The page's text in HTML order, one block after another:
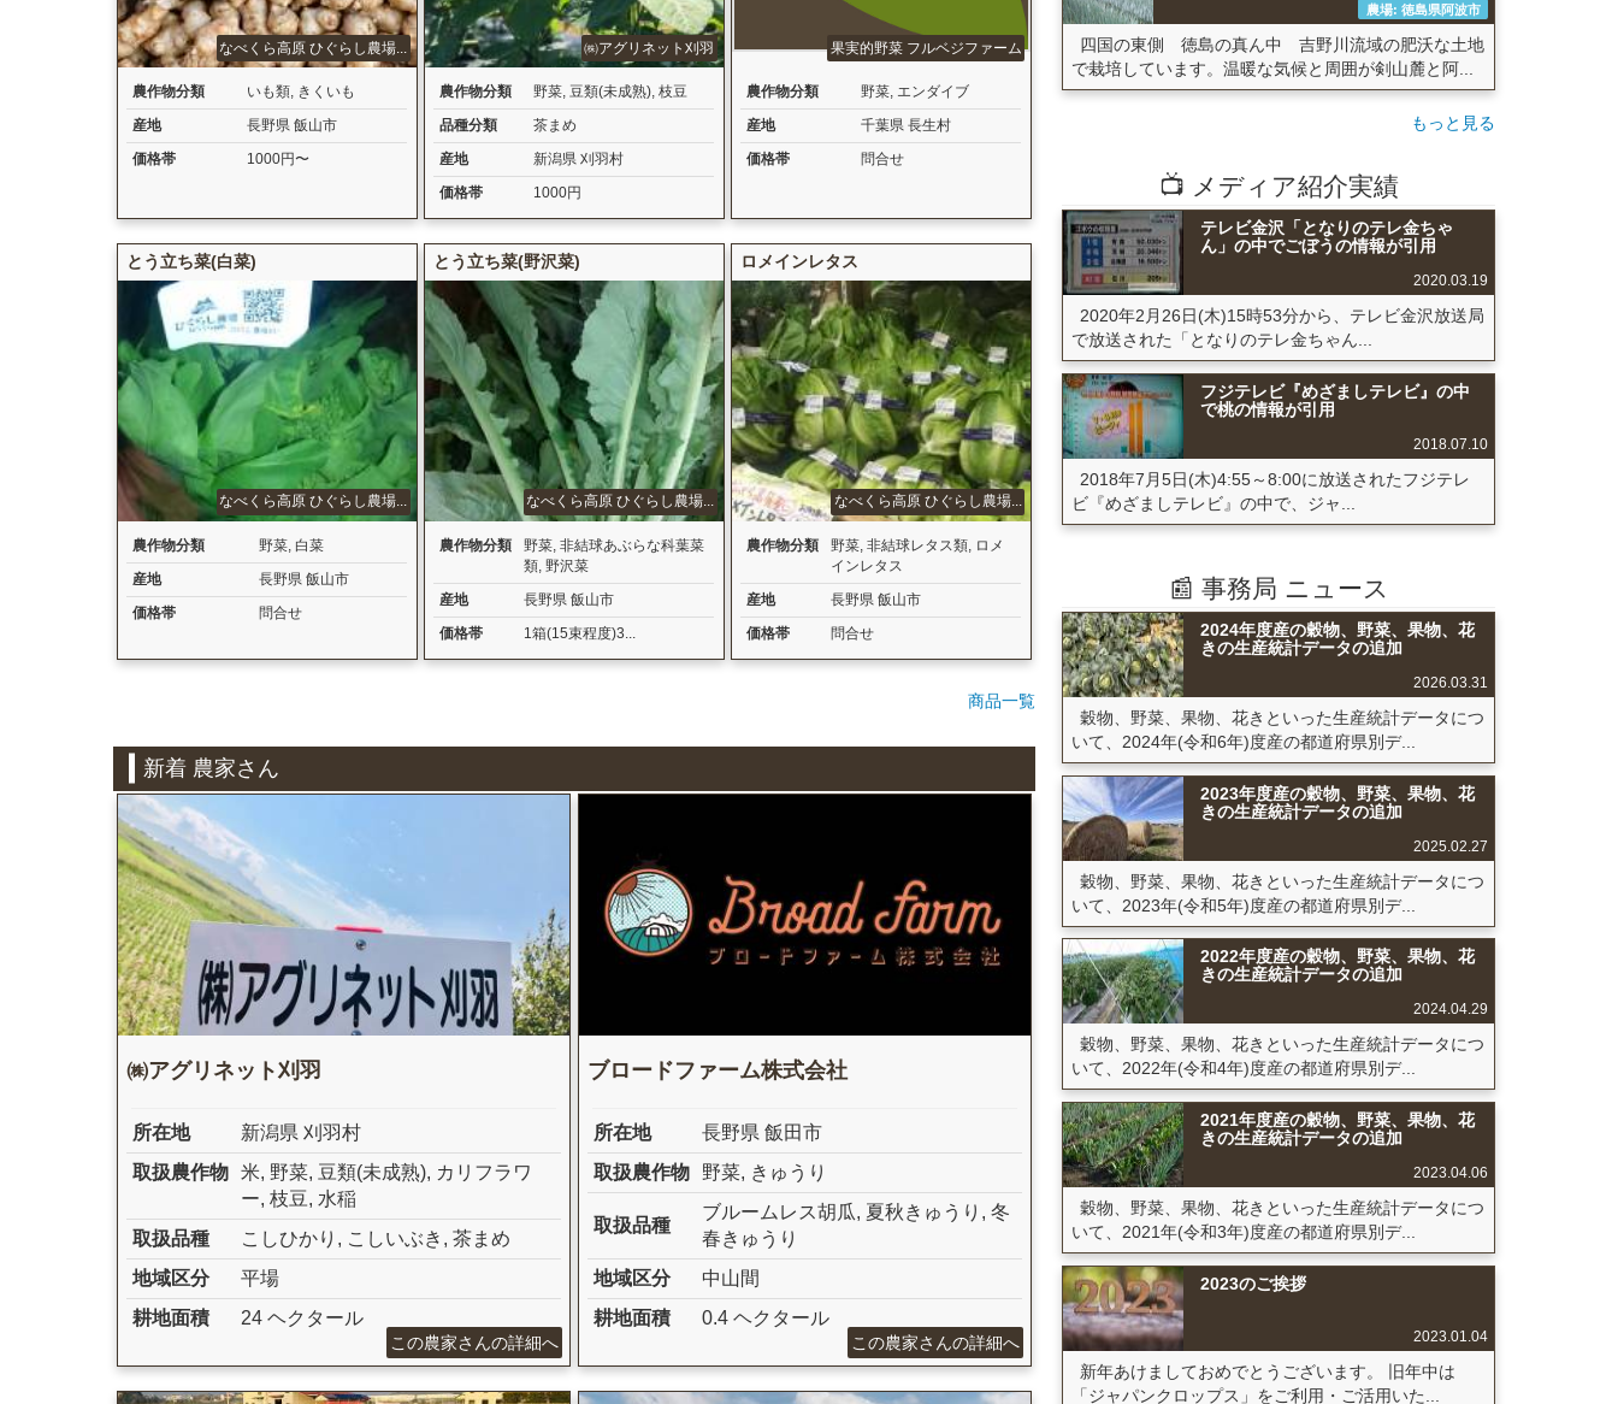
なべくら高原 ひぐらし農場...
農作物分類 いも類, きくいも
産地
長野県 飯山市
価格帯
1000円〜
㈱アグリネット刈羽
農作物分類 野菜,豆類(未成熟),枝豆
品種分類
茶まめ
産地
新潟県 刈羽村
価格帯
1000円
果実的野菜 フルベジファーム
農作物分類 野菜, エンダイブ
産地
千葉県 長生村
価格帯
問合せ
とう立ち菜(白菜)
なべくら高原 ひぐらし農場...
農作物分類 野菜, 白菜
産地
長野県 飯山市
価格帯
問合せ
とう立ち菜(野沢菜)
なべくら高原 ひぐらし農場...
農作物分類 野菜 ,非結球あぶらな科葉菜
類 ,野沢菜
産地
長野県 飯山市
価格帯
1箱(15束程度)3...
ロメインレタス
なべくら高原 ひぐらし農場...
農作物分類 野菜 ,非結球レタス類 ロメ
インレタス
産地
長野県 飯山市
価格帯
問合せ
商品一覧
新着 農家さん
㈱アグリネット刈羽
所在地
新潟県 刈羽村
取扱農作物
米, 野菜, 豆類(未成熟), カリフラワ
ー, 枝豆, 水稲
取扱品種
こしひかり , こしいぶき , 茶まめ
地域区分
平場
耕地面積
24 ヘクタール
この農家さんの詳細へ
ブロードファーム株式会社
所在地
長野県 飯田市
取扱農作物
野菜, きゅうり
取扱品種
ブルームレス胡瓜, 夏秋きゅうり , 冬
春きゅうり
地域区分
中山間
耕地面積
0.4 ヘクタール
この農家さんの詳細へ
農場: 徳島県阿波市
四国の東側 徳島の真ん中 吉野川流域の肥沃な土地
で栽培しています。温暖な気候と周囲が剣山麓と阿...
もっと見る
📺 メディア紹介実績
テレビ金沢「となりのテレ金ちゃ
ん」の中でごぼうの情報が引用
2020.03.19
2020年2月26日(木)15時53分から、テレビ金沢放送局
で放送された「となりのテレ金ちゃん...
フジテレビ『めざましテレビ』の中
で桃の情報が引用
2018.07.10
2018年7月5日(木)4:55～8:00に放送されたフジテレ
ビ『めざましテレビ』の中で、ジャ...
📰 事務局 ニュース
2024年度産の穀物、野菜、果物、花
きの生産統計データの追加
2026.03.31
穀物、野菜、果物、花きといった生産統計データにつ
いて、2024年(令和6年)度産の都道府県別デ...
2023年度産の穀物、野菜、果物、花
きの生産統計データの追加
2025.02.27
穀物、野菜、果物、花きといった生産統計データにつ
いて、2023年(令和5年)度産の都道府県別デ...
2022年度産の穀物、野菜、果物、花
きの生産統計データの追加
2024.04.29
穀物、野菜、果物、花きといった生産統計データにつ
いて、2022年(令和4年)度産の都道府県別デ...
2021年度産の穀物、野菜、果物、花
きの生産統計データの追加
2023.04.06
穀物、野菜、果物、花きといった生産統計データにつ
いて、2021年(令和3年)度産の都道府県別デ...
2023のご挨拶
2023.01.04
新年あけましておめでとうございます。 旧年中は
「ジャパンクロップス」をご利用・ご活用いた...